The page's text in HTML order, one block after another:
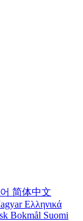
简体中文
Ελληνικά
Bokmål Suomi